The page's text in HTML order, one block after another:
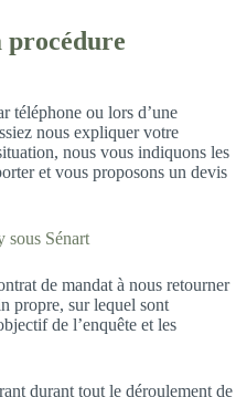
procédure
téléphone ou lors d’une
nous expliquer votre
nous vous indiquons les
et vous proposons un devis
sous Sénart
de mandat à nous retourner
propre, sur lequel sont
de l’enquête et les
durant tout le déroulement de